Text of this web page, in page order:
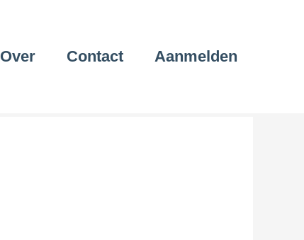
Over Contact Aanmelden